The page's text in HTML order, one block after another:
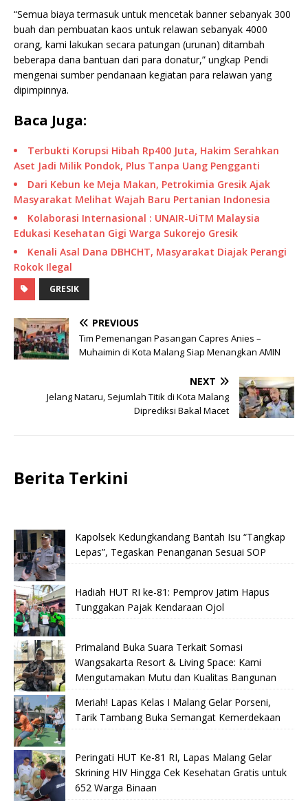
“Semua biaya termasuk untuk mencetak banner sebanyak 300
buah dan pembuatan kaos untuk relawan sebanyak 4000
orang, kami lakukan secara patungan (urunan) ditambah
beberapa dana bantuan dari para donatur,” ungkap Pendi
mengenai sumber pendanaan kegiatan para relawan yang
dipimpinnya.
Baca Juga:
Terbukti Korupsi Hibah Rp400 Juta, Hakim Serahkan
Aset Jadi Milik Pondok, Plus Tanpa Uang Pengganti
Dari Kebun ke Meja Makan, Petrokimia Gresik Ajak
Masyarakat Melihat Wajah Baru Pertanian Indonesia
Kolaborasi Internasional : UNAIR-UiTM Malaysia
Edukasi Kesehatan Gigi Warga Sukorejo Gresik
Kenali Asal Dana DBHCHT, Masyarakat Diajak Perangi
Rokok Ilegal
GRESIK
PREVIOUS
Tim Pemenangan Pasangan Capres Anies –
Muhaimin di Kota Malang Siap Menangkan AMIN
NEXT
Jelang Nataru, Sejumlah Titik di Kota Malang
Diprediksi Bakal Macet
Berita Terkini
Kapolsek Kedungkandang Bantah Isu “Tangkap
Lepas”, Tegaskan Penanganan Sesuai SOP
Hadiah HUT RI ke-81: Pemprov Jatim Hapus
Tunggakan Pajak Kendaraan Ojol
Primaland Buka Suara Terkait Somasi
Wangsakarta Resort & Living Space: Kami
Mengutamakan Mutu dan Kualitas Bangunan
Meriah! Lapas Kelas I Malang Gelar Porseni,
Tarik Tambang Buka Semangat Kemerdekaan
Peringati HUT Ke-81 RI, Lapas Malang Gelar
Skrining HIV Hingga Cek Kesehatan Gratis untuk
652 Warga Binaan